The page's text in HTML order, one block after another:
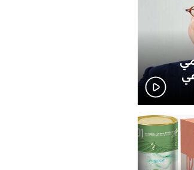
المغرب دعمه
للمنتخب
ماجنيت”